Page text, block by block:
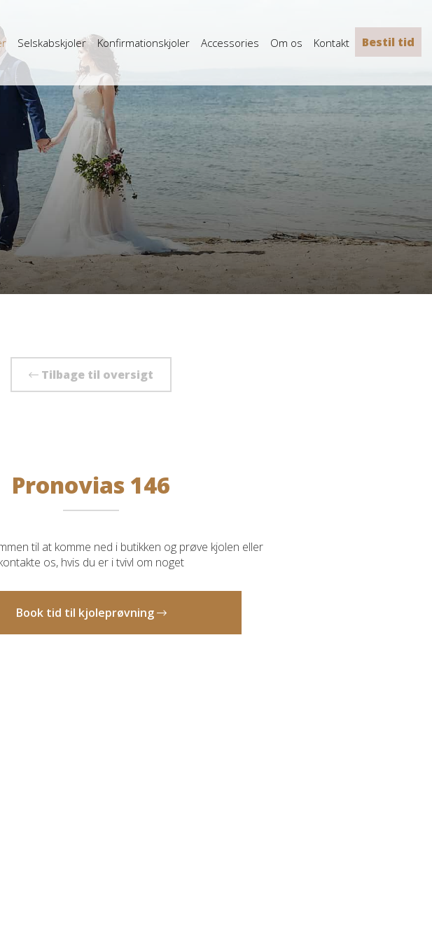
Selskabskjoler Konfirmationskjoler Accessories Om os Kontakt Bestil tid
Tilbage til oversigt
Pronovias 146
til at komme ned i butikken og prøve kjolen eller
os, hvis du er i tvivl om noget
Book tid til kjoleprøvning